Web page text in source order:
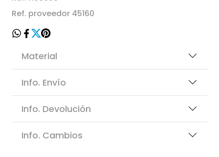
Ref. proveedor 45160
Material
Info. Envío
Info. Devolución
Info. Cambios